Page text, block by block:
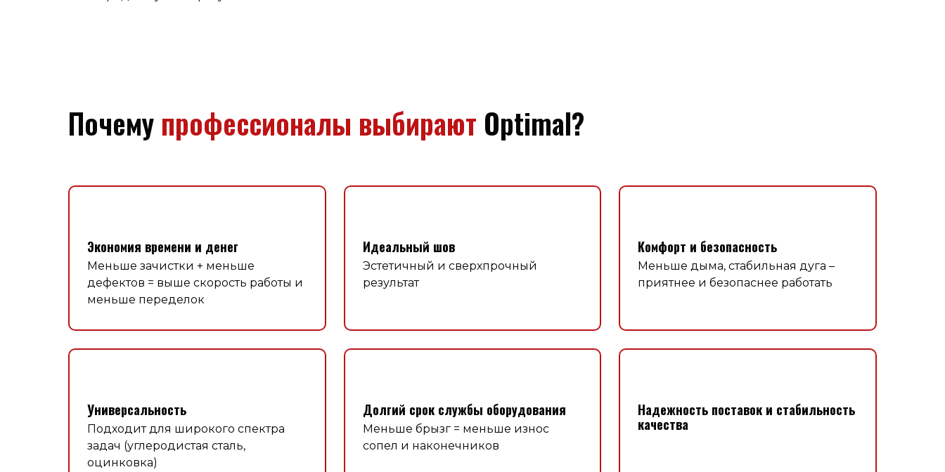
Почему профессионалы выбирают Optimal?
Экономия времени и денег
Меньше зачистки + меньше
дефектов = выше скорость работы и
меньше переделок
Идеальный шов
Эстетичный и сверхпрочный
результат
Комфорт и безопасность
Меньше дыма, стабильная дуга –
приятнее и безопаснее работать
Универсальность
Подходит для широкого спектра
задач (углеродистая сталь,
оцинковка)
Долгий срок службы оборудования
Меньше брызг = меньше износ
сопел и наконечников
Надежность поставок и стабильность
качества